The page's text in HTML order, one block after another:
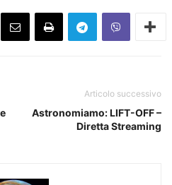
Articolo successivo
Astronomiamo: LIFT-OFF –
Diretta Streaming